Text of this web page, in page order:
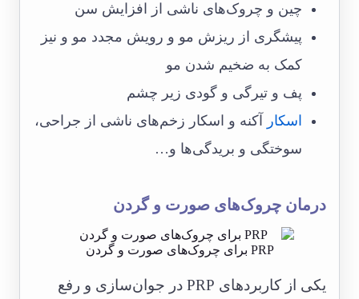
چین و چروک‌های ناشی از افزایش سن
پیشگری از ریزش مو و رویش مجدد مو و نیز
کمک به ضخیم شدن مو
پف و تیرگی و گودی زیر چشم
اسکار
آکنه و اسکار زخم‌های ناشی از جراحی،
سوختگی و بریدگی‌ها و…
درمان چروک‌های صورت و گردن
PRP برای چروک‌های صورت و گردن
یکی از کاربردهای PRP در جوان‌سازی و رفع